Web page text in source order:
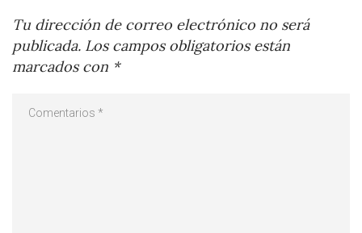
Tu dirección de correo electrónico no será
publicada. Los campos obligatorios están
marcados con *